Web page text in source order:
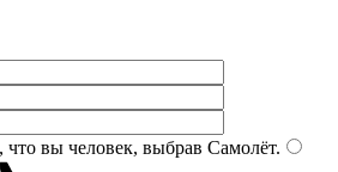
вы человек, выбрав Самолёт.